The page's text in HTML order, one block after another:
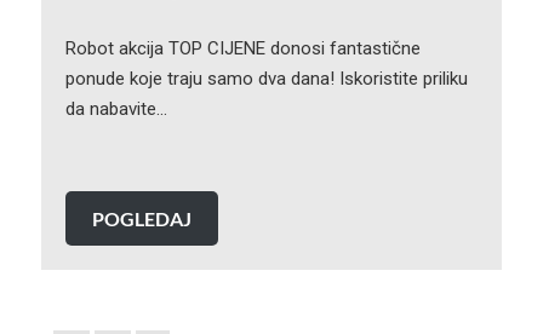
Robot akcija TOP CIJENE donosi fantastične
ponude koje traju samo dva dana! Iskoristite priliku
da nabavite…
POGLEDAJ